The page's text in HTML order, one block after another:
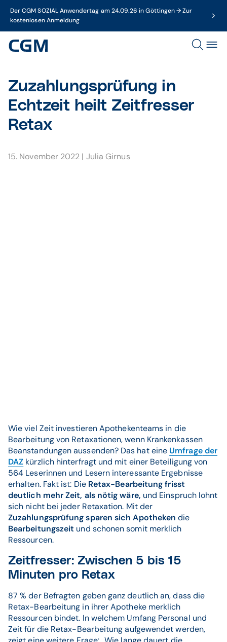
Der CGM SOZIAL Anwendertag am 24.09.26 in Göttingen → Zur
kostenlosen Anmeldung
Zuzahlungsprüfung in
Echtzeit heilt Zeitfresser
Retax
15. November 2022 | Julia Girnus
Wie viel Zeit investieren Apothekenteams in die
Bearbeitung von Retaxationen, wenn Krankenkassen
Beanstandungen aussenden? Das hat eine Umfrageder
DAZ kürzlich hinterfragt und mit einer Beteiligung von
564 Leserinnen und Lesern interessante Ergebnisse
erhalten. Fakt ist: Die Retax-Bearbeitung frisst
deutlich mehr Zeit, als nötig wäre, und Einspruch lohnt
sich nicht bei jeder Retaxation. Mit der
Zuzahlungsprüfung sparen sich Apotheken die
Bearbeitungszeit und schonen somit merklich
Ressourcen.
Zeitfresser: Zwischen 5 bis 15
Minuten pro Retax
87 % der Befragten geben ganz deutlich an, dass die
Retax-Bearbeitung in ihrer Apotheke merklich
Ressourcen bindet. In welchem Umfang Personal und
Zeit für die Retax-Bearbeitung aufgewendet werden,